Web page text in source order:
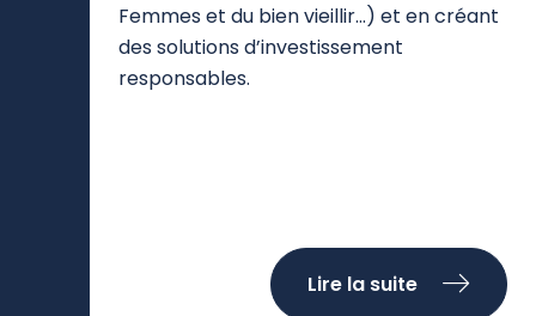
Femmes et du bien vieillir…) et en créant
des solutions d’investissement
responsables.
Lire la suite